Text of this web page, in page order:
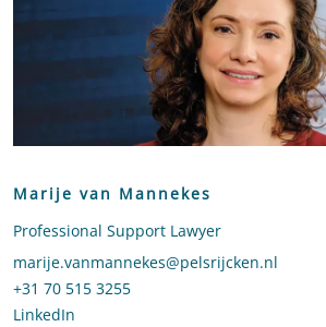
Marije van Mannekes
Professional Support Lawyer
Stuur een e-mail naar Marije van Mannekes
marije.vanmannekes@pelsrijcken.nl
Bel naar Marije van Mannekes
+31 70 515 3255
LinkedIn